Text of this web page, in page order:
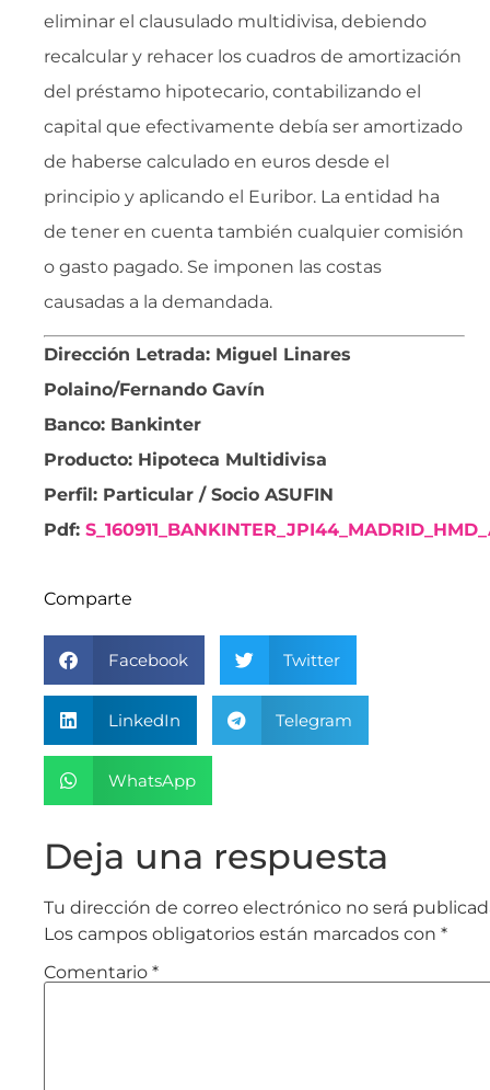
eliminar el clausulado multidivisa, debiendo
recalcular y rehacer los cuadros de amortización
del préstamo hipotecario, contabilizando el
capital que efectivamente debía ser amortizado
de haberse calculado en euros desde el
principio y aplicando el Euribor. La entidad ha
de tener en cuenta también cualquier comisión
o gasto pagado. Se imponen las costas
causadas a la demandada.
Dirección Letrada: Miguel Linares
Polaino/Fernando Gavín
Banco: Bankinter
Producto: Hipoteca Multidivisa
Perfil: Particular / Socio ASUFIN
Pdf:
Comparte
Facebook Twitter
LinkedIn Telegram
WhatsApp
Deja una respuesta
Tu dirección de correo electrónico no será
Los campos obligatorios están marcados con *
Comentario *